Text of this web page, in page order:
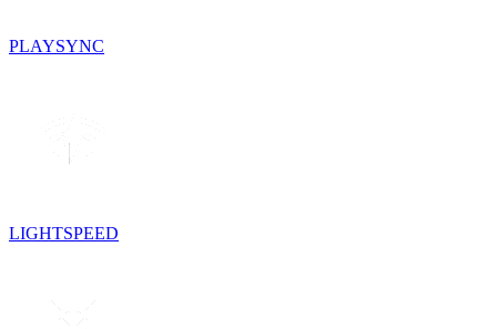
PLAYSYNC
LIGHTSPEED